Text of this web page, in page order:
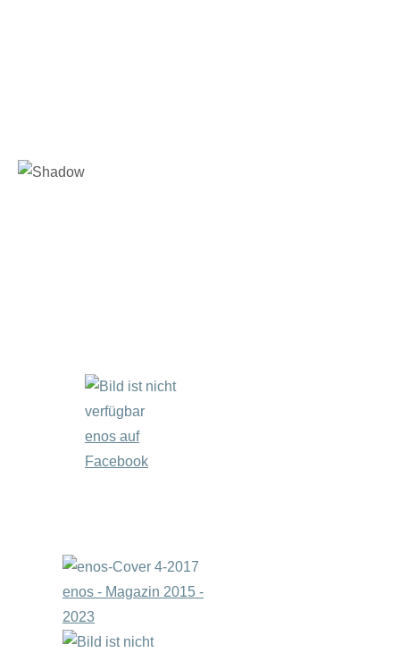
enos auf
Facebook
enos - Magazin 2015 -
2023